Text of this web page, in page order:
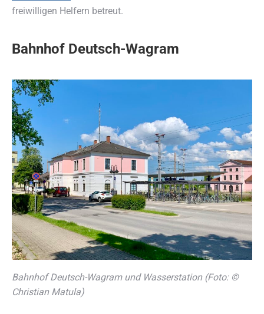
freiwilligen Helfern betreut.
Bahnhof Deutsch-Wagram
Bahnhof Deutsch-Wagram und Wasserstation (Foto: ©
Christian Matula)